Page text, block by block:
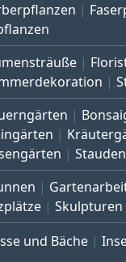
Skulpturen
und Bäche